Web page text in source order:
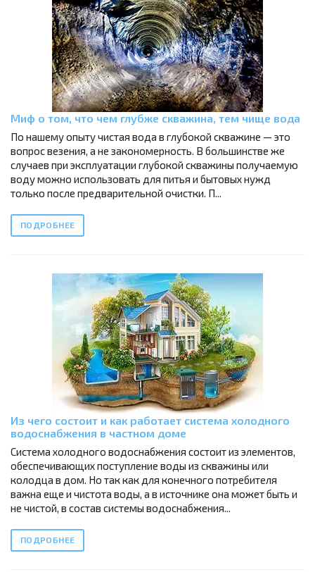
Миф о том, что чем глубже скважина, тем чище вода
По нашему опыту чистая вода в глубокой скважине — это
вопрос везения, а не закономерность. В большинстве же
случаев при эксплуатации глубокой скважины получаемую
воду можно использовать для питья и бытовых нужд
только после предварительной очистки. П...
ПОДРОБНЕЕ
Из чего состоит и как работает система холодного
водоснабжения в частном доме
Система холодного водоснабжения состоит из элементов,
обеспечивающих поступление воды из скважины или
колодца в дом. Но так как для конечного потребителя
важна еще и чистота воды, а в источнике она может быть и
не чистой, в состав системы водоснабжения...
ПОДРОБНЕЕ